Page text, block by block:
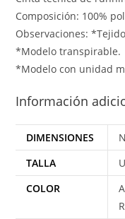
Composición: 100%
Observaciones:
*Modelo transpirable.
*Modelo con unidad
Información
DIMENSIONES
TALLA
COLOR